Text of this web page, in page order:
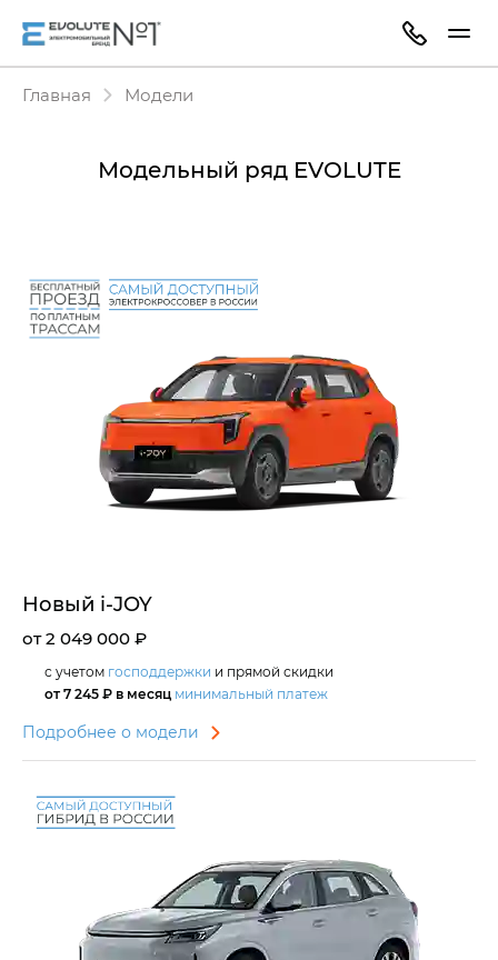
Главная Модели
Модельный ряд EVOLUTE
Новый i‑JOY
от 2 049 000 ₽
с учетом господдержки и прямой скидки
от 7 245 ₽ в месяц минимальный платеж
Подробнее о модели